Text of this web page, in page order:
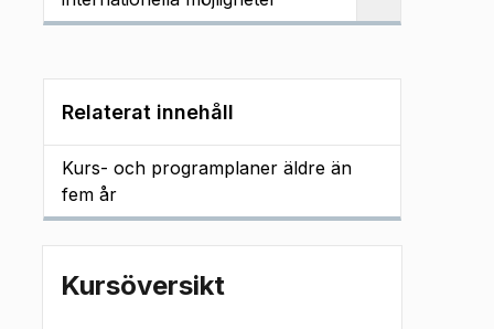
Relaterat innehåll
Kurs- och programplaner äldre än
fem år
Kursöversikt